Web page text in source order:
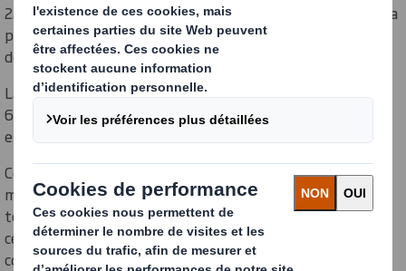
227,5 km ont été parcourus et 2 712 euros récoltés, ce qui a
permis à l’équipe de remporter le trophée de meilleur
donateur.
La collecte de toutes les équipes participantes s'élève à 12
625 euros, qui sera dédiée à l'achat d'outils de prévention
essentiels.
Ce fut l'occasion pour les participants de partager un
moment de joie et solidarité pendant 24heures.Merci à
tous les participants et donateurs qui ont contribué à
cette cause importante. Ensemble, continuons de lutter
contre le cancer. 🤝